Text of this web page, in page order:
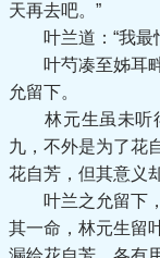
天再去吧。”
叶兰道：“我最
叶芍凑至姊耳畔
允留下。
林元生虽未听得
九，不外是为了花
花自芳，但其意义
叶兰之允留下，
其一命，林元生留